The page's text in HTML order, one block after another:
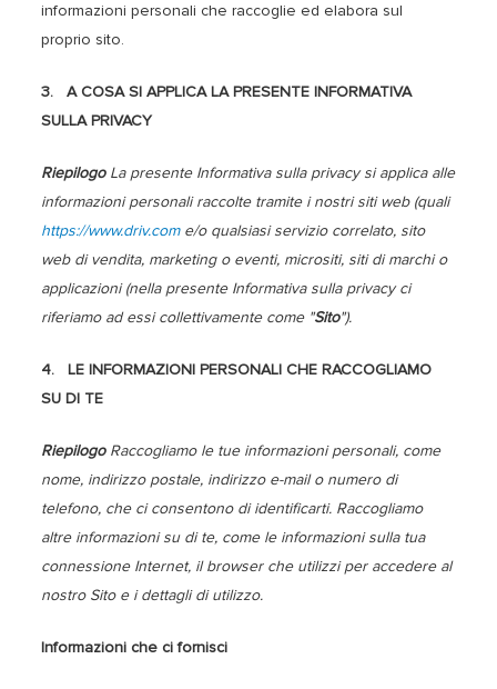
informazioni personali che raccoglie ed elabora sul
proprio sito.
3.
A COSA SI APPLICA LA PRESENTE INFORMATIVA
SULLA PRIVACY
Riepilogo La presente Informativa sulla privacy si applica alle
informazioni personali raccolte tramite i nostri siti web (quali
https://www.driv.come/o qualsiasi servizio correlato, sito
web di vendita, marketing o eventi, micrositi, siti di marchi o
applicazioni (nella presente Informativa sulla privacy ci
riferiamo ad essi collettivamente come "Sito").
4. LE INFORMAZIONI PERSONALI CHE RACCOGLIAMO
SU DI TE
Riepilogo Raccogliamo le tue informazioni personali, come
nome, indirizzo postale, indirizzo e-mail o numero di
telefono, che ci consentono di identificarti. Raccogliamo
altre informazioni su di te, come le informazioni sulla tua
connessione Internet, il browser che utilizzi per accedere al
nostro Sito e i dettagli di utilizzo.
Informazioni che ci fornisci